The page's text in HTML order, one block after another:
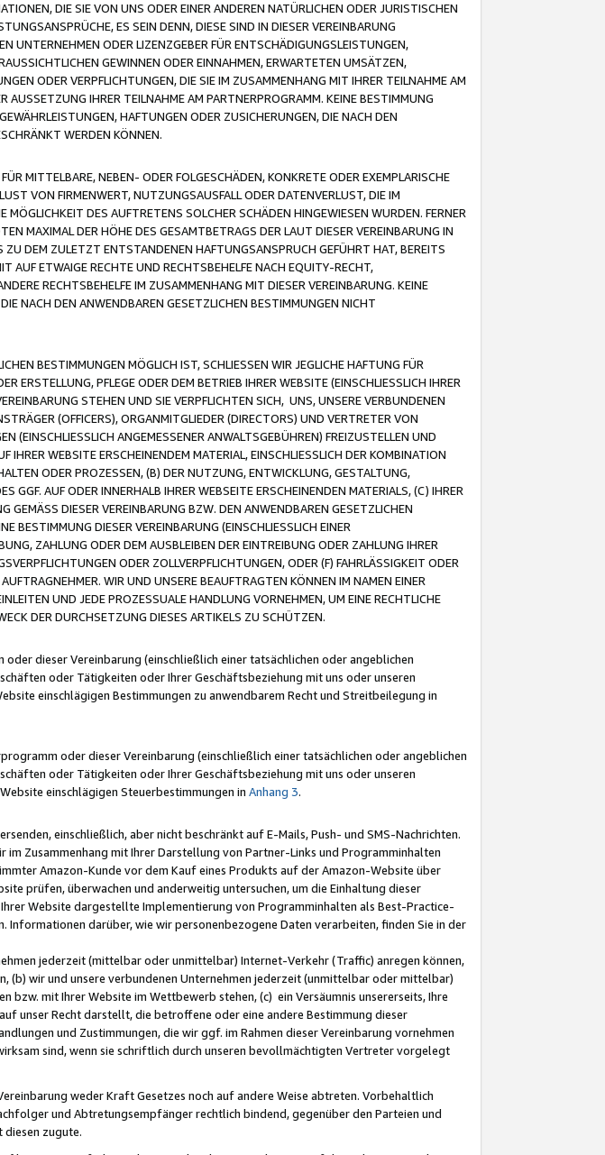
DIE SIE VON UNS ODER EINER ANDEREN NATÜRLICHEN ODER JURISTISCHEN
ES SEIN DENN, DIESE SIND IN DIESER VEREINBARUNG
UNTERNEHMEN ODER LIZENZGEBER FÜR ENTSCHÄDIGUNGSLEISTUNGEN,
GEWINNEN ODER EINNAHMEN, ERWARTETEN UMSÄTZEN,
ODER VERPFLICHTUNGEN, DIE SIE IM ZUSAMMENHANG MIT IHRER TEILNAHME AM
IHRER TEILNAHME AM PARTNERPROGRAMM. KEINE BESTIMMUNG
HAFTUNGEN ODER ZUSICHERUNGEN, DIE NACH DEN
WERDEN KÖNNEN.
MITTELBARE, NEBEN- ODER FOLGESCHÄDEN, KONKRETE ODER EXEMPLARISCHE
VON FIRMENWERT, NUTZUNGSAUSFALL ODER DATENVERLUST, DIE IM
DES AUFTRETENS SOLCHER SCHÄDEN HINGEWIESEN WURDEN. FERNER
MAXIMAL DER HÖHE DES GESAMTBETRAGS DER LAUT DIESER VEREINBARUNG IN
DEM ZULETZT ENTSTANDENEN HAFTUNGSANSPRUCH GEFÜHRT HAT, BEREITS
AUF ETWAIGE RECHTE UND RECHTSBEHELFE NACH EQUITY-RECHT,
RECHTSBEHELFE IM ZUSAMMENHANG MIT DIESER VEREINBARUNG. KEINE
NACH DEN ANWENDBAREN GESETZLICHEN BESTIMMUNGEN NICHT
BESTIMMUNGEN MÖGLICH IST, SCHLIESSEN WIR JEGLICHE HAFTUNG FÜR
PFLEGE ODER DEM BETRIEB IHRER WEBSITE (EINSCHLIESSLICH IHRER
STEHEN UND SIE VERPFLICHTEN SICH, UNS, UNSERE VERBUNDENEN
(OFFICERS), ORGANMITGLIEDER (DIRECTORS) UND VERTRETER VON
(EINSCHLIESSLICH ANGEMESSENER ANWALTSGEBÜHREN) FREIZUSTELLEN UND
WEBSITE ERSCHEINENDEM MATERIAL, EINSCHLIESSLICH DER KOMBINATION
ODER PROZESSEN, (B) DER NUTZUNG, ENTWICKLUNG, GESTALTUNG,
GGF. AUF ODER INNERHALB IHRER WEBSEITE ERSCHEINENDEN MATERIALS, (C) IHRER
DIESER VEREINBARUNG BZW. DEN ANWENDBAREN GESETZLICHEN
BESTIMMUNG DIESER VEREINBARUNG (EINSCHLIESSLICH EINER
ZAHLUNG ODER DEM AUSBLEIBEN DER EINTREIBUNG ODER ZAHLUNG IHRER
ODER ZOLLVERPFLICHTUNGEN, ODER (F) FAHRLÄSSIGKEIT ODER
WIR UND UNSERE BEAUFTRAGTEN KÖNNEN IM NAMEN EINER
UND JEDE PROZESSUALE HANDLUNG VORNEHMEN, UM EINE RECHTLICHE
DER DURCHSETZUNG DIESES ARTIKELS ZU SCHÜTZEN.
dieser Vereinbarung (einschließlich einer tatsächlichen oder angeblichen
oder Tätigkeiten oder Ihrer Geschäftsbeziehung mit uns oder unseren
einschlägigen Bestimmungen zu anwendbarem Recht und Streitbeilegung in
oder dieser Vereinbarung (einschließlich einer tatsächlichen oder angeblichen
oder Tätigkeiten oder Ihrer Geschäftsbeziehung mit uns oder unseren
einschlägigen Steuerbestimmungen in Anhang 3.
einschließlich, aber nicht beschränkt auf E-Mails, Push- und SMS-Nachrichten.
Zusammenhang mit Ihrer Darstellung von Partner-Links und Programminhalten
Amazon-Kunde vor dem Kauf eines Produkts auf der Amazon-Website über
prüfen, überwachen und anderweitig untersuchen, um die Einhaltung dieser
Website dargestellte Implementierung von Programminhalten als Best-Practice-
darüber, wie wir personenbezogene Daten verarbeiten, finden Sie in der
jederzeit (mittelbar oder unmittelbar) Internet-Verkehr (Traffic) anregen können,
(b) wir und unsere verbundenen Unternehmen jederzeit (unmittelbar oder mittelbar)
mit Ihrer Website im Wettbewerb stehen, (c) ein Versäumnis unsererseits, Ihre
unser Recht darstellt, die betroffene oder eine andere Bestimmung dieser
und Zustimmungen, die wir ggf. im Rahmen dieser Vereinbarung vornehmen
sind, wenn sie schriftlich durch unseren bevollmächtigten Vertreter vorgelegt
weder Kraft Gesetzes noch auf andere Weise abtreten. Vorbehaltlich
und Abtretungsempfänger rechtlich bindend, gegenüber den Parteien und
zugute.